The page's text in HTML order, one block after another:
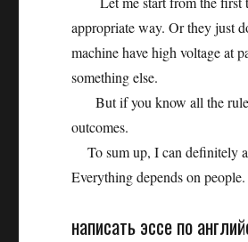
appropriate way. Or they just
machine have high voltage at
something else.
But if you know all the rules
outcomes.
To sum up, I can definitely
Everything depends on
написать эссе по